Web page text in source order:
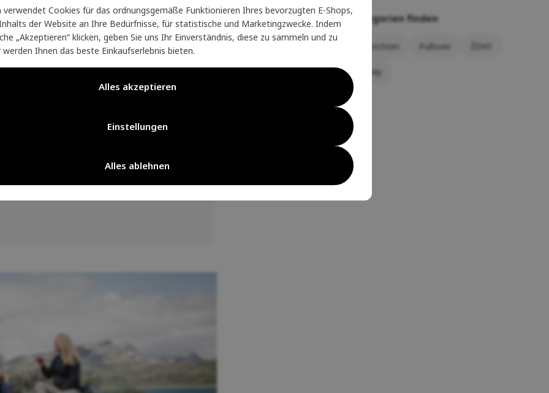
trocknet schnell und
Körper weg
oft gewaschen werdenwie andere
Lanolins in der Faserist sie
getrocknet und gelüftet werden
erfolgt nach dem RWS
wie die Polarforscher und
Kleidung und Ausrüstung
Sie können in diesen Kategorien finden
Nachrichten Pullover ŽENY
Merino Bergans of Norway
verwendet Cookies für das ordnungsgemäße Funktionieren Ihres bevorzugten E-Shops,
der Website an Ihre Bedürfnisse, für statistische und Marketingzwecke. Indem
„Akzeptieren“ klicken, geben Sie uns Ihr Einverständnis, diese zu sammeln und zu
Ihnen das beste Einkaufserlebnis bieten.
Alles ablehnen
Einstellungen
Alles akzeptieren